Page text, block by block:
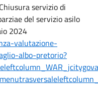
servizio di
del servizio asilo
2024
valutazione-
albo-pretorio?